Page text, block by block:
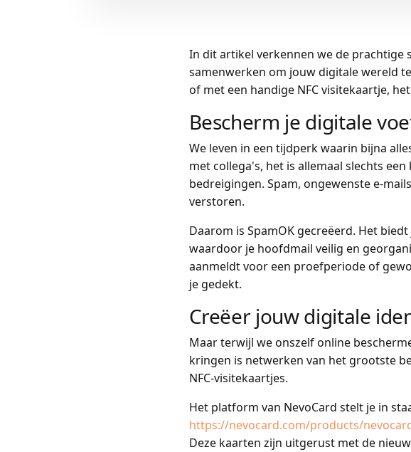
In dit artikel verkennen we de prachtige
samenwerken om jouw digitale wereld
of met een handige NFC visitekaartje,
Bescherm je digitale
We leven in een tijdperk waarin bijna
met collega's, het is allemaal slechts
bedreigingen. Spam, ongewenste e-
verstoren.
Daarom is SpamOK gecreëerd. Het
waardoor je hoofdmail veilig en
aanmeldt voor een proefperiode of
je gedekt.
Creëer jouw digitale
Maar terwijl we onszelf online
kringen is netwerken van het grootste
NFC-visitekaartjes.
Het platform van NevoCard stelt je in
https://nevocard.com/products/
Deze kaarten zijn uitgerust met de